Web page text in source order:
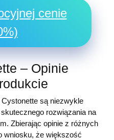
cenie
– Opinie
są niezwykle
rozwiązania na
Zbierając opinie z różnych
wniosku, że większość